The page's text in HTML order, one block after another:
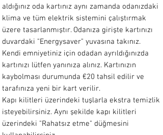
aldığınız oda kartınız aynı zamanda odanızdaki
klima ve tüm elektrik sistemini çalıştırmak
üzere tasarlanmıştır. Odanıza girişte kartınızı
duvardaki "Energysaver" yuvasına takınız.
Kendi emniyetiniz için odadan ayrıldığınızda
kartınızı lütfen yanınıza alınız. Kartınızın
kaybolması durumunda €20 tahsil edilir ve
tarafınıza yeni bir kart verilir.
Kapı kilitleri üzerindeki tuşlarla ekstra temizlik
isteyebilirsiniz. Aynı şekilde kapı kilitleri
üzerindeki "Rahatsız etme" düğmesini